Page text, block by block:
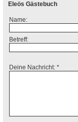
Eleös Gästebuch
Name:
Betreff:
Deine Nachricht: *